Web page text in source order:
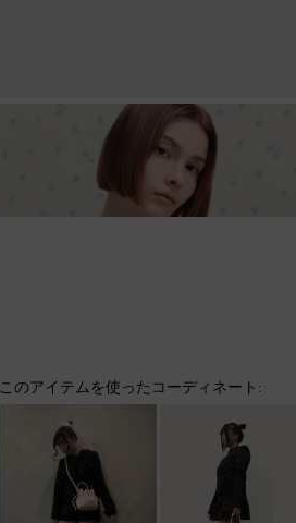
このアイテムを使ったコーディネート: